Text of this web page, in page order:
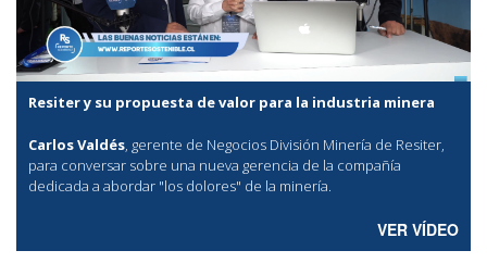
Resiter y su propuesta de valor para la industria minera
Carlos Valdés, gerente de Negocios División Minería de Resiter,
para conversar sobre una nueva gerencia de la compañía
dedicada a abordar "los dolores" de la minería.
VER VÍDEO